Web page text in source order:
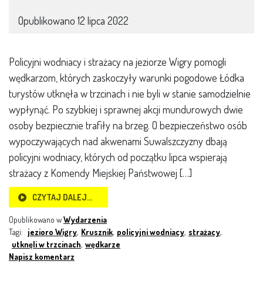
Opublikowano 12 lipca 2022
Policyjni wodniacy i strażacy na jeziorze Wigry pomogli
wędkarzom, których zaskoczyły warunki pogodowe Łódka
turystów utknęła w trzcinach i nie byli w stanie samodzielnie
wypłynąć. Po szybkiej i sprawnej akcji mundurowych dwie
osoby bezpiecznie trafiły na brzeg. O bezpieczeństwo osób
wypoczywających nad akwenami Suwalszczyzny dbają
policyjni wodniacy, których od początku lipca wspierają
strażacy z Komendy Miejskiej Państwowej […]
CZYTAJ DALEJ…
Opublikowano wWydarzenia
Tagi: jezioro Wigry, Krusznik, policyjni wodniacy, strażacy,
utknęli w trzcinach, wędkarze
Napisz komentarz